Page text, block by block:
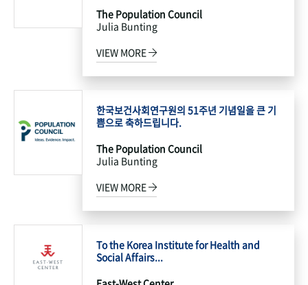
The Population Council
Julia Bunting
VIEW MORE
한국보건사회연구원의 51주년 기념일을 큰 기
쁨으로 축하드립니다.
The Population Council
Julia Bunting
VIEW MORE
To the Korea Institute for Health and
Social Affairs...